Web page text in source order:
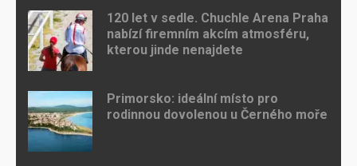
120 let v sedle. Chuchle Arena Praha
nabízí firemním akcím atmosféru,
kterou jinde nenajdete
Primorsko: ideální místo pro
rodinnou dovolenou u Černého moře